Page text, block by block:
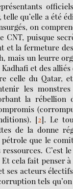
qu’elle a été
on
puisque
et la fermeture
mais un leurre
et des
celle du Qatar,
les
la
[2]. Le
de la donne
que le
C’est
cela fait penser
acteurs
tels